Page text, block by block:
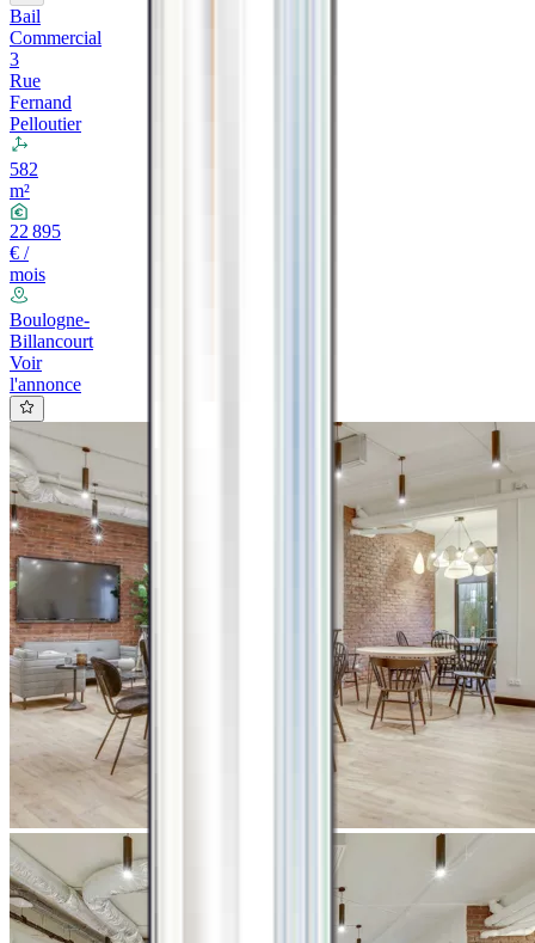
Bail
Commercial
3
Rue
Fernand
Pelloutier
582
m²
22 895
€ /
mois
Boulogne-
Billancourt
Voir
l'annonce